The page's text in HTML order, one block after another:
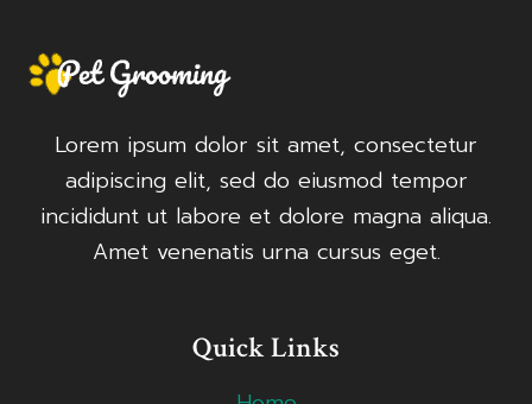
Lorem ipsum dolor sit amet, consectetur
adipiscing elit, sed do eiusmod tempor
incididunt ut labore et dolore magna aliqua.
Amet venenatis urna cursus eget.
Quick Links